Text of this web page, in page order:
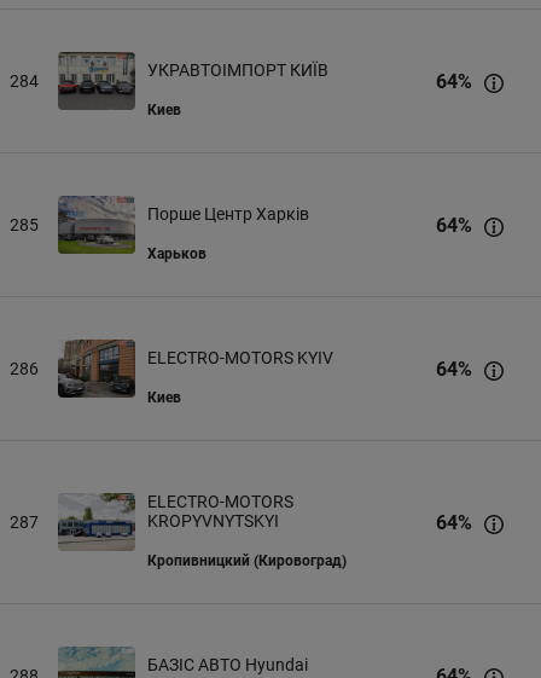
284
УКРАВТОІМПОРТ КИЇВ
Киев
64%
285
Порше Центр Харків
Харьков
64%
286
ELECTRO-MOTORS KYIV
Киев
64%
287
ELECTRO-MOTORS
KROPYVNYTSKYI
Кропивницкий (Кировоград)
64%
БАЗІС АВТО Hyundai